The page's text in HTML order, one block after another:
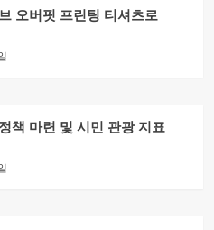
오버핏 프린팅 티셔츠로
책 마련 및 시민 관광 지표